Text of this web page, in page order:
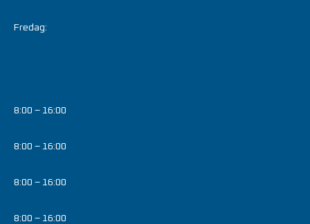
Fredag:
8:00 – 16:00
8:00 – 16:00
8:00 – 16:00
8:00 – 16:00